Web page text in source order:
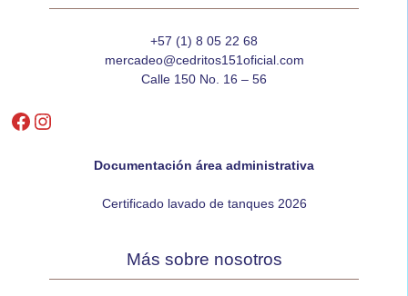
+57 (1) 8 05 22 68
mercadeo@cedritos151oficial.com
Calle 150 No. 16 – 56
Facebook
Instagram
Documentación área administrativa
Certificado lavado de tanques 2026
Más sobre nosotros